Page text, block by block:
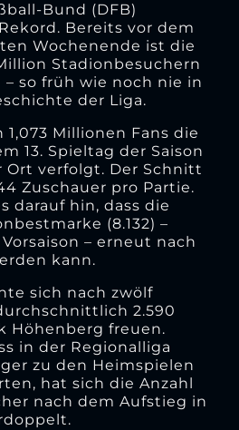
Bund (DFB)
Bereits vor dem
Wochenende ist die
Stadionbesuchern
so früh wie noch nie in
der Liga.
Millionen Fans die
13. Spieltag der Saison
Ort verfolgt. Der Schnitt
Zuschauer pro Partie.
darauf hin, dass die
(8.132) –
– erneut nach
kann.
sich nach zwölf
2.590
Höhenberg freuen.
in der Regionalliga
zu den Heimspielen
hat sich die Anzahl
nach dem Aufstieg in